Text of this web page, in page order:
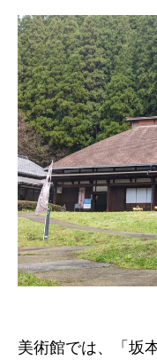
美術館では、「坂